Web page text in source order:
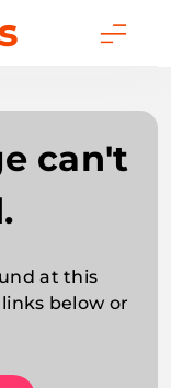
can't
at this
below or